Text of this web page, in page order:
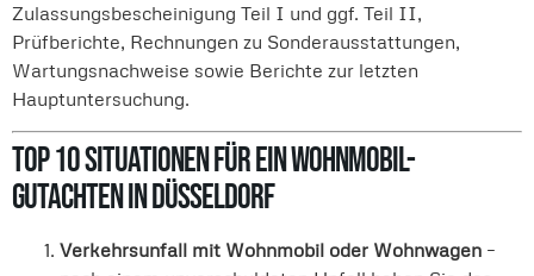
Zulassungsbescheinigung Teil I und ggf. Teil II,
Prüfberichte, Rechnungen zu Sonderausstattungen,
Wartungsnachweise sowie Berichte zur letzten
Hauptuntersuchung.
Top 10 Situationen für ein Wohnmobil-
Gutachten in Düsseldorf
Verkehrsunfall mit Wohnmobil oder Wohnwagen –